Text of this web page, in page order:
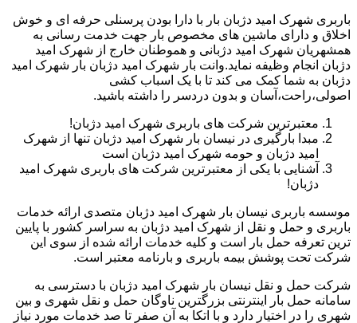
باربری شهرک امید دژبان بار با دارا بودن پرسنلی حرفه ای و خوش
اخلاق و دارای ماشین های مخصوص بار جهت خدمت رسانی به
همشهریان شهرک امید دژبانی و هموطنان خارج از شهرک امید
دژبان انجام وظیفه نماید.وانت بار شهرک امید دژبان بار شهرک امید
دژبان به شما کمک می کند تا با یک اسباب کشی
اصولی،راحت،آسان و بدون دردسر را داشته باشید.
معتبرترین شرکت های باربری شهرک امید دژبان!
مبدا بارگیری در نیسان بار شهرک امید دژبان تنها از شهرک
امید دژبان و حومه شهرک امید دژبان است
آشنایی با یکی از معتبرترین شرکت های باربری شهرک امید
دژبان!
موسسه باربری نیسان بار شهرک امید دژبان متصدی ارائه خدمات
باربری و حمل و نقل از شهرک امید دژبان به سراسر کشور با پایین
ترین تعرفه حمل بار است و کلیه خدمات ارائه شده از سوی این
شرکت تحت پوشش بیمه باربری و بارنامه معتبر است.
شرکت حمل و نقل نیسان بار شهرک امید دژبان با دسترسی به
سامانه حمل بار اینترنتی بزرگترین ناوگان حمل و نقل شهری و بین
شهری را در اختیار دارد و با اتکا به آن صفر تا صد خدمات مورد نیاز